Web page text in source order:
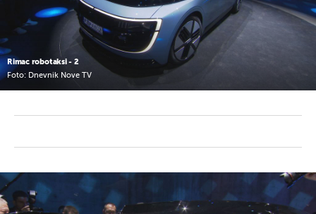
Rimac robotaksi - 2
Foto: Dnevnik Nove TV